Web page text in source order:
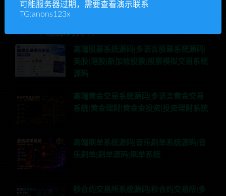
用户下载源码排行
高端股票系统源码|多语言股票系统源码|
美股|港股|新加坡股票|股票模拟交易系统
源码
高端黄金交易系统源码|多语言黄金交易
系统|黄金理财|黄金金投资|投资理财系统
高端刷单系统源码|音乐刷单系统源码|音
乐刷单|刷单源码|刷单系统
秒合约交易所系统源码|秒合约交易所|多
可能服务器过期，需要查看演示联系
TG:anons123x